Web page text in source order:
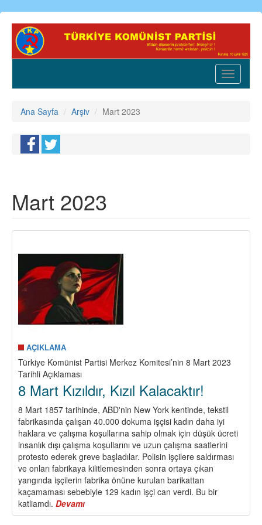
Ana
içeriğe
Toggle
Ana Sayfa Arşiv Mart 2023
Mart 2023
AÇIKLAMA
Türkiye Komünist Partisi Merkez Komitesi’nin 8 Mart 2023
Tarihli Açıklaması
8 Mart Kızıldır, Kızıl Kalacaktır!
8 Mart 1857 tarihinde, ABD'nin New York kentinde, tekstil
fabrikasında çalışan 40.000 dokuma işçisi kadın daha iyi
haklara ve çalışma koşullarına sahip olmak için düşük ücreti
insanlık dışı çalışma koşullarını ve uzun çalışma saatlerini
protesto ederek greve başladılar. Polisin işçilere saldırması
ve onları fabrikaya kilitlemesinden sonra ortaya çıkan
yangında işçilerin fabrika önüne kurulan barikattan
kaçamaması sebebiyle 129 kadın işçi can verdi. Bu bir
katliamdı. Devamı
8